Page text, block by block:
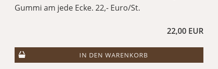
Gummi am jede Ecke. 22,- Euro/St.
22,00 EUR
IN DEN WARENKORB